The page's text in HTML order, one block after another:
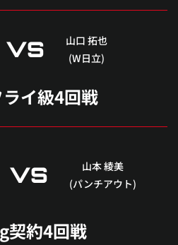
VS
山口 拓也
(W日立)
イ級4回戦
VS
山本 綾美
(パンチアウト)
契約4回戦